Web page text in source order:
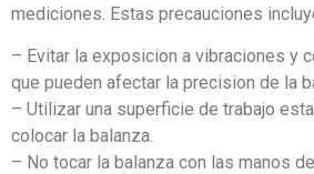
mediciones. Estas precauciones
– Evitar la exposicion a vibraciones y
que pueden afectar la precision de la
– Utilizar una superficie de trabajo
colocar la balanza.
– No tocar la balanza con las manos